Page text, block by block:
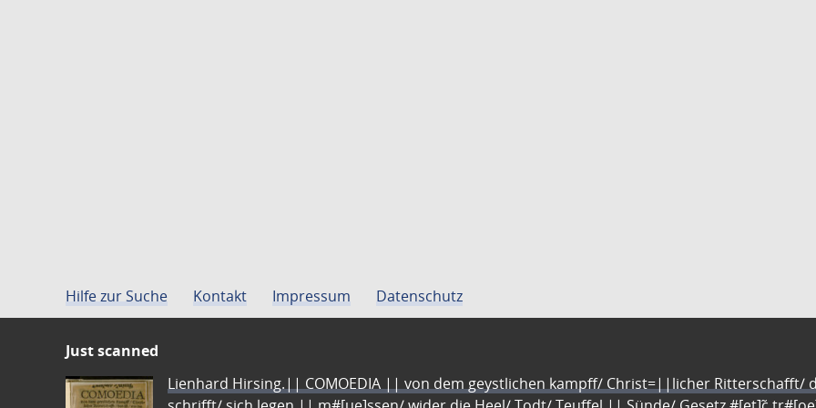
Hilfe zur Suche Kontakt Impressum Datenschutz
Just scanned
Lienhard Hirsing.|| COMOEDIA || von dem geystlichen kampff/ Christ=||licher Ritterschafft/